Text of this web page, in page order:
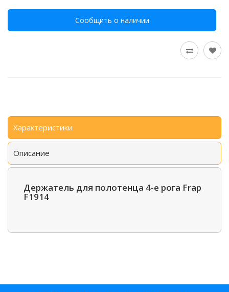
Сообщить о наличии
Характеристики
Описание
Держатель для полотенца 4-е рога Frap
F1914